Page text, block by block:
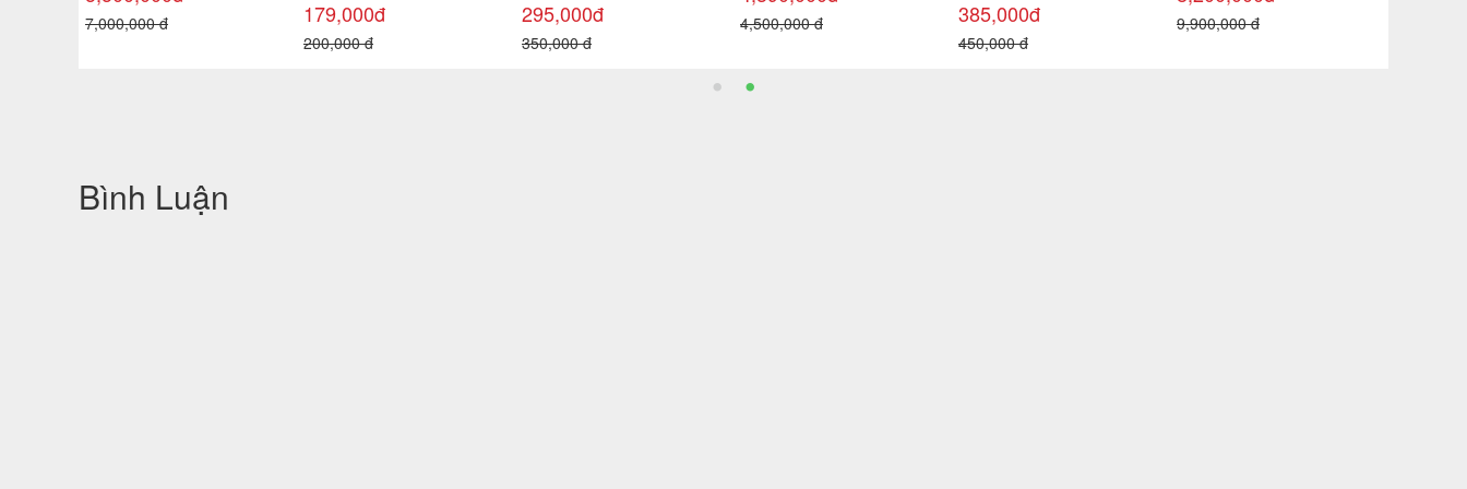
4,500,000 đ 114,000đ
140,000 đ
105,000đ
140,000 đ
245,000đ 11,000đ
20,000 đ
18,000đ
Bình Luận